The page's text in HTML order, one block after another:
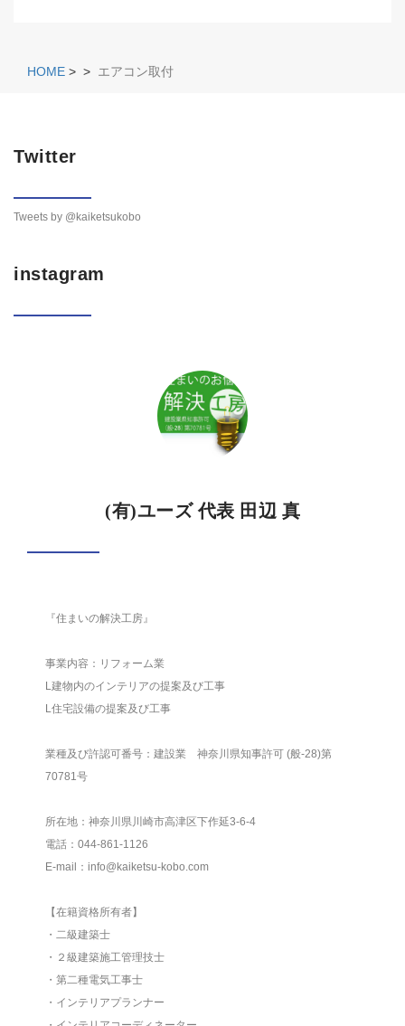
HOME > > エアコン取付
Twitter
Tweets by @kaiketsukobo
instagram
(有)ユーズ 代表 田辺 真
『住まいの解決工房』
事業内容：リフォーム業
L建物内のインテリアの提案及び工事
L住宅設備の提案及び工事
業種及び許認可番号：建設業 神奈川県知事許可 (般-28)第
70781号
所在地：神奈川県川崎市高津区下作延3-6-4
電話：044-861-1126
E-mail：info@kaiketsu-kobo.com
【在籍資格所有者】
・二級建築士
・２級建築施工管理技士
・第二種電気工事士
・インテリアプランナー